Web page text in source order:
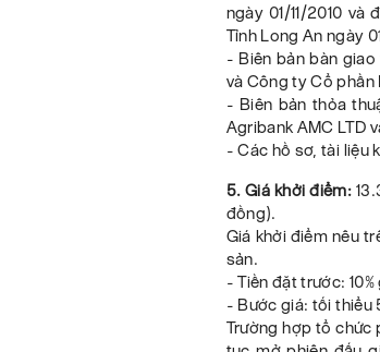
ngày 01/11/2010
Tỉnh Long An ngày
- Biên bản bàn
và Công ty Cổ phần
- Biên bản thỏa
Agribank AMC LTD
- Các hồ sơ, tài liệu
5. Giá khởi điểm:
đồng).
Giá khởi điểm nêu
sản.
- Tiền đặt trước:
- Bước giá: tối
Trường hợp tổ chức